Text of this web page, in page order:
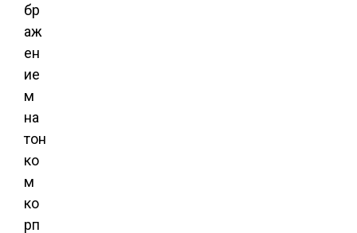
бр
аж
ен
ие
м
на
тон
ко
м
ко
рп